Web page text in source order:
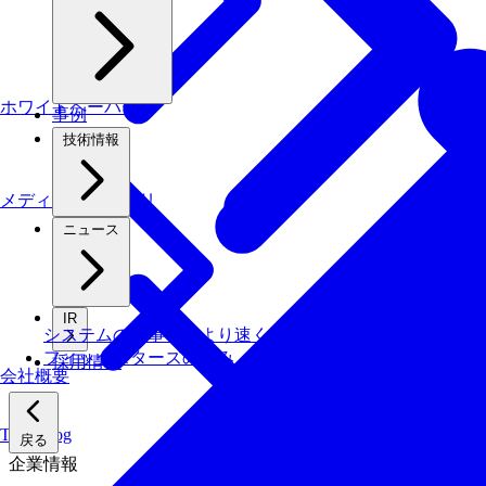
ホワイトペーパー
Tech Blog
メディアライブラリ
事例
技術情報
ニュース
IR
採用情報
戻る
企業情報
会社概要
システムの仕事を、より速く・安く・省エネでこなす技
フィックスターズの​強み